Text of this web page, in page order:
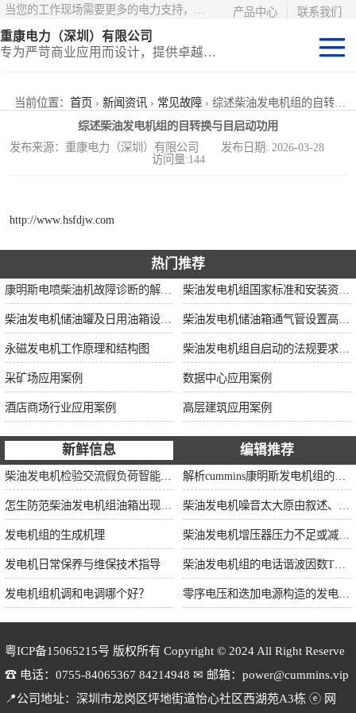
联系我们
产品中心
重康电力（深圳）有限公司
专为严苛商业应用而设计，提供卓越的价值和匹配的功能
当前位置： 首页 › 新闻资讯 › 常见故障 › 综述柴油发电机组的自转换与自启动功用
综述柴油发电机组的自转换与自启动功用
发布来源：重康电力（深圳）有限公司 发布日期: 2026-03-28
访问量:144
http://www.hsfdjw.com
热门推荐
永磁发电机工作原理和结构图
采矿场应用案例 数据中心应用案例
酒店商场行业应用案例 高层建筑应用案例
新鲜信息 编辑推荐
发电机组的生成机理
发电机日常保养与维保技术指导
发电机组机调和电调哪个好？
粤ICP备15065215号 版权所有 Copyright © 2024 All Right Reserve
☎ 电话：0755-84065367 84214948 ✉ 邮箱：power@cummins.vip
📍公司地址：深圳市龙岗区坪地街道怡心社区西湖苑A3栋 ⓔ 网
静音型集装箱电
站
移动式挂车电站